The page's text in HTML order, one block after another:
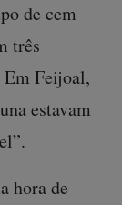
de cem
três
Em Feijoal,
estavam
hora de